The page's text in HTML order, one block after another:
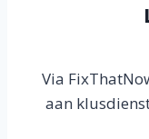
Via
aan